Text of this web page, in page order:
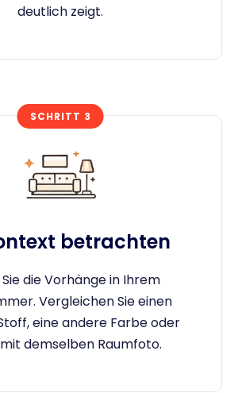
deutlich zeigt.
SCHRITT 3
betrachten
die Vorhänge in Ihrem
Vergleichen Sie einen
eine andere Farbe oder
demselben Raumfoto.